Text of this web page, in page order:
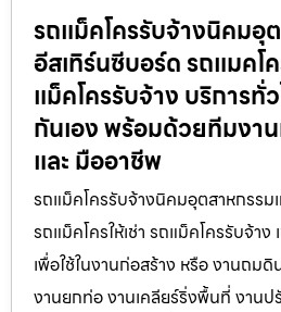
รถแม็คโครรับจ้างนิคมอุ
อีสเทิร์นซีบอร์ด รถแมคโค
แม็คโครรับจ้าง บริการทั่
กันเอง พร้อมด้วยทีมงา
และ มืออาชีพ
รถแม็คโครรับจ้างนิคมอุตสาหกรรม
รถแม็คโครให้เช่า รถแม็คโครรับจ้าง
เพื่อใช้ในงานก่อสร้าง หรือ งานถม
งานยกท่อ งานเคลียร์ริ่งพื้นที่ งาน